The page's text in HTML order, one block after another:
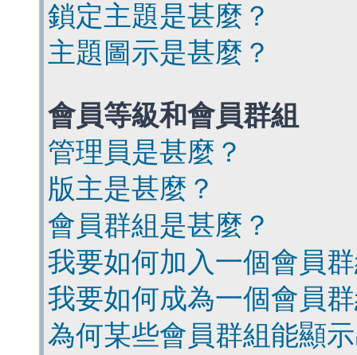
鎖定主題是甚麼？
主題圖示是甚麼？
會員等級和會員群組
管理員是甚麼？
版主是甚麼？
會員群組是甚麼？
我要如何加入一個會員
我要如何成為一個會員
為何某些會員群組能顯